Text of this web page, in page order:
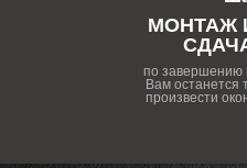
МОНТАЖ
по завершению
Вам останется
произвести